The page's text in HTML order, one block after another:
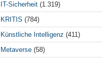
IT-Sicherheit (1.319)
KRITIS (784)
Künstliche Intelligenz (411)
Metaverse (58)